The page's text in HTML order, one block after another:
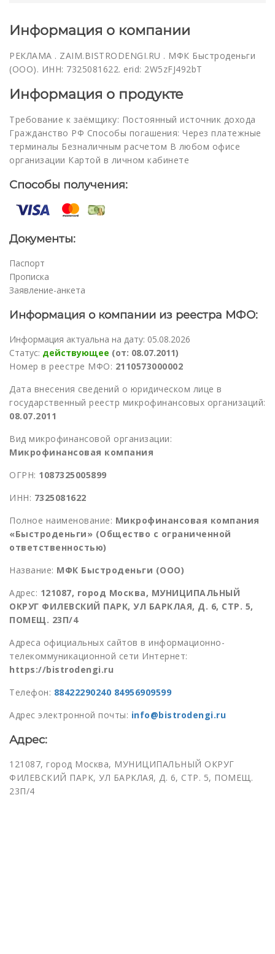
Информация о компании
РЕКЛАМА . ZAIM.BISTRODENGI.RU . МФК Быстроденьги
(ООО). ИНН: 7325081622. erid: 2W5zFJ492bT
Информация о продукте
Требование к заёмщику: Постоянный источник дохода
Гражданство РФ Способы погашения: Через платежные
терминалы Безналичным расчетом В любом офисе
организации Картой в личном кабинете
Способы получения:
Документы:
Паспорт
Прописка
Заявление-анкета
Информация о компании из реестра МФО:
Информация актуальна на дату: 05.08.2026
Статус: действующее (от: 08.07.2011)
Номер в реестре МФО: 2110573000002
Дата внесения сведений о юридическом лице в
государственный реестр микрофинансовых организаций:
08.07.2011
Вид микрофинансовой организации:
Микрофинансовая компания
ОГРН: 1087325005899
ИНН: 7325081622
Полное наименование: Микрофинансовая компания
«Быстроденьги» (Общество с ограниченной
ответственностью)
Название: МФК Быстроденьги (ООО)
Адрес: 121087, город Москва, МУНИЦИПАЛЬНЫЙ
ОКРУГ ФИЛЕВСКИЙ ПАРК, УЛ БАРКЛАЯ, Д. 6, СТР. 5,
ПОМЕЩ. 23П/4
Адреса официальных сайтов в информационно-
телекоммуникационной сети Интернет:
https://bistrodengi.ru
Телефон: 88422290240 84956909599
Адрес электронной почты: info@bistrodengi.ru
Адрес:
121087, город Москва, МУНИЦИПАЛЬНЫЙ ОКРУГ
ФИЛЕВСКИЙ ПАРК, УЛ БАРКЛАЯ, Д. 6, СТР. 5, ПОМЕЩ.
23П/4